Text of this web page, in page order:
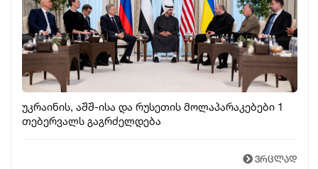
უკრაინის, აშშ-ისა და რუსეთის მოლაპარაკებები 1
თებერვალს გაგრძელდება
ვრცლად